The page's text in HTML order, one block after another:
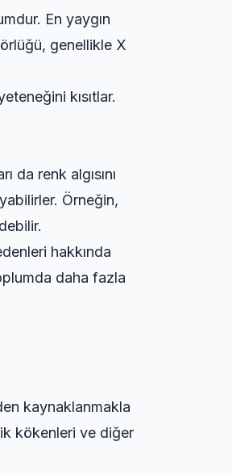
En yaygın
genellikle X
kısıtlar.
da renk algısını
Örneğin,
hakkında
daha fazla
kaynaklanmakla
kökenleri ve diğer